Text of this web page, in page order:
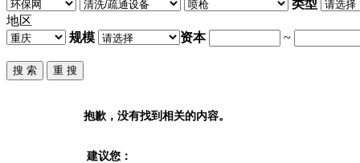
类型
地区
规模
资本 ~
抱歉，没有找到相关的内容。
建议您：